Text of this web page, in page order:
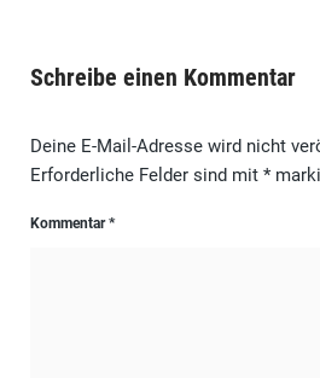
Schreibe einen Kommentar
Deine E-Mail-Adresse wird nicht
Erforderliche Felder sind mit *
Kommentar*